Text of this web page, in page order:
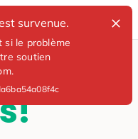
survenue.
si le problème
soutien